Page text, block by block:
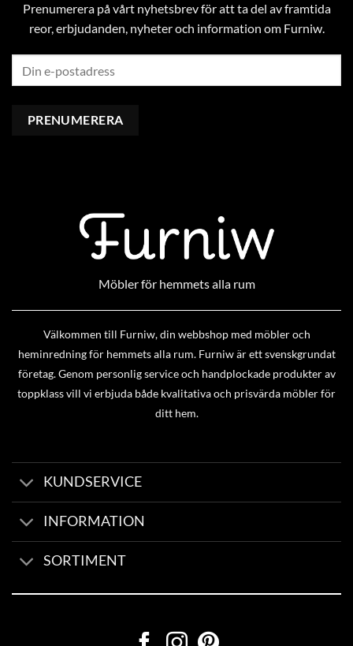
Prenumerera på vårt nyhetsbrev för att ta del av framtida
reor, erbjudanden, nyheter och information om Furniw.
Möbler för hemmets alla rum
Välkommen till Furniw, din webbshop med möbler och
heminredning för hemmets alla rum. Furniw är ett svenskgrundat
företag. Genom personlig service och handplockade produkter av
toppklass vill vi erbjuda både kvalitativa och prisvärda möbler för
ditt hem.
KUNDSERVICE
INFORMATION
SORTIMENT